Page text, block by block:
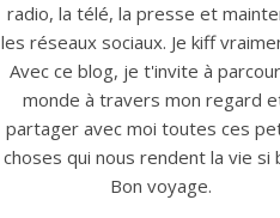
radio, la télé, la presse et
les réseaux sociaux. Je kiff
Avec ce blog, je t'invite à
monde à travers mon regard
partager avec moi toutes ces
choses qui nous rendent la vie si
Bon voyage.